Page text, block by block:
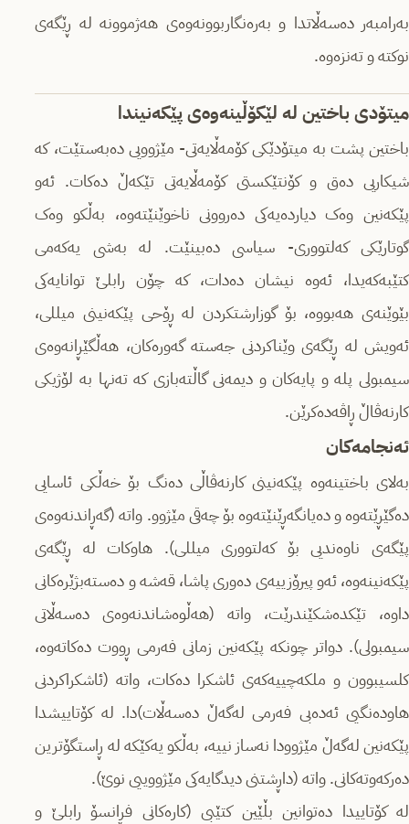
بەرامبەر دەسەڵاتدا و بەرەنگاربوونەوەی هەژموونە لە ڕێگەی
نوکتە و تەنزەوە.
میتۆدی باختین لە لێکۆڵینەوەی پێکەنیندا
باختین پشت بە میتۆدێکی کۆمەڵایەتی- مێژوویی دەبەستێت، کە
شیکاریی دەق و کۆنتێکستی کۆمەڵایەتی تێکەڵ دەکات. ئەو
پێکەنین وەک دیاردەیەکی دەروونی ناخوێنێتەوە، بەڵکو وەک
گوتارێکی کەلتووری- سیاسی دەبینێت. لە بەشی یەکەمی
کتێبەکەیدا، ئەوە نیشان دەدات، کە چۆن رابلێ توانایەکی
بێوێنەی هەبووە، بۆ گوزارشتکردن لە ڕۆحی پێکەنینی میللی،
ئەویش لە ڕێگەی وێناکردنی جەستە گەورەکان، هەڵگێڕانەوەی
سیمبولی پلە و پایەکان و دیمەنی گاڵتەبازی کە تەنها بە لۆژیکی
کارنەڤاڵ ڕاڤەدەکرێن.
ئەنجامەکان
بەلای باختینەوە پێکەنینی کارنەڤاڵی دەنگ بۆ خەڵکی ئاسایی
دەگێڕێتەوە و دەیانگەڕێنێتەوە بۆ چەقی مێژوو. واتە (گەڕاندنەوەی
پێگەی ناوەندیی بۆ کەلتووری میللی). هاوکات لە ڕێگەی
پێکەنینەوە، ئەو پیرۆزییەی دەوری پاشا، قەشە و دەستەبژێرەکانی
داوە، تێکدەشکێندرێت، واتە (هەڵوەشاندنەوەی دەسەڵاتی
سیمبولی). دواتر چونکە پێکەنین زمانی فەرمی ڕووت دەکاتەوە،
کلسیبوون و ملکەچییەکەی ئاشکرا دەکات، واتە (ئاشکراکردنی
هاودەنگیی ئەدەبی فەرمی لەگەڵ دەسەڵات)دا. لە کۆتاییشدا
پێکەنین لەگەڵ مێژوودا نەساز نییە، بەڵکو یەکێکە لە ڕاستگۆترین
دەرکەوتەکانی. واتە (داڕشتنی دیدگایەکی مێژووییی نوێ).
لە کۆتاییدا دەتوانین بڵێین کتێبی (کاره‌کانی فڕانسۆ رابلێ و